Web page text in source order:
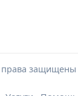
права защищены